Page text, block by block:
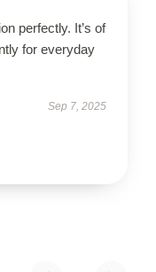
perfectly. It’s of
for everyday
Sep 7, 2025